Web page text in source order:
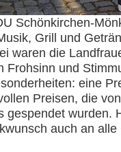
Schönkirchen-
Grill und
waren die
Frohsinn und
eine
Preisen, die
gespendet wurden.
auch an alle